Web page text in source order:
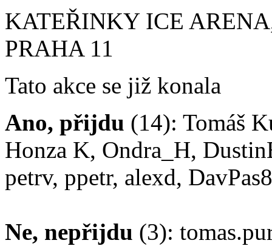
KATEŘINKY ICE
PRAHA 11
Tato akce se již konala
Ano, přijdu (14): Tomáš
Honza K, Ondra_H,
petrv, ppetr, alexd,
Ne, nepřijdu (3):